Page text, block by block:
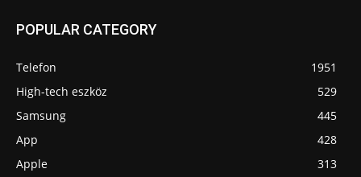
POPULAR CATEGORY
Telefon
1951
High-tech eszköz
529
Samsung
445
App
428
Apple
313